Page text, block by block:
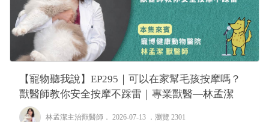
【寵物聽我說】EP295｜可以在家幫毛孩按摩嗎？
獸醫師教你安全按摩不踩雷｜專業獸醫—林孟潔
林孟潔主治獸醫師 ． 2026-07-13 ． 瀏覽 2301